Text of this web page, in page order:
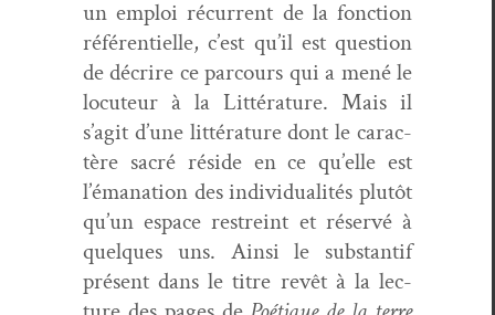
un emploi récur­rent de la fonc­tion
référen­tielle, c’est qu’il est ques­tion
de décrire ce par­cours qui a mené le
locu­teur à la Lit­téra­ture. Mais il
s’agit d’une lit­téra­ture dont le car­ac­
tère sacré réside en ce qu’elle est
l’émanation des indi­vid­u­al­ités plutôt
qu’un espace restreint et réservé à
quelques uns. Ain­si le sub­stan­tif
présent dans le titre revêt à la lec­